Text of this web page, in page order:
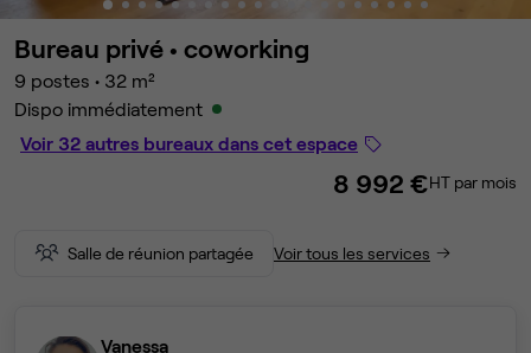
Bureau privé • coworking
9 postes • 32 m²
Dispo immédiatement
Voir 32 autres bureaux dans cet espace
8 992 €HT par mois
Salle de réunion partagée Voir tous les services
Vanessa